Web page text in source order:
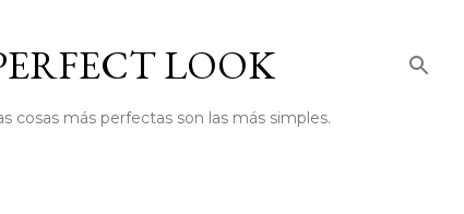
LOOK
cosas más perfectas son las más simples.